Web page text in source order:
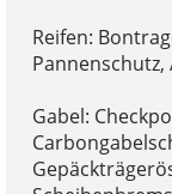
Reifen:
Gabel: